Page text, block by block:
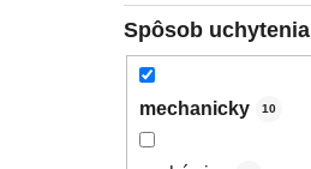
Spôsob uchytenia
mechanicky 10